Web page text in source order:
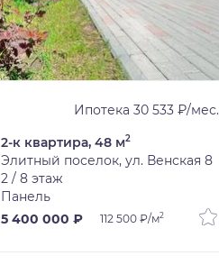
Ипотека 30 533 ₽/мес.
2-к квартира, 48 м2
Элитный поселок, ул. Венская 8
2 / 8 этаж
Панель
5 400 000 ₽
112 500 ₽/м2